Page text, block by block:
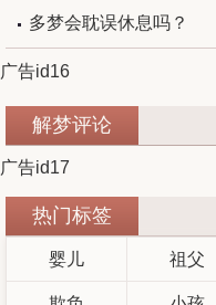
多梦会耽误休息吗？
广告id16
解梦评论
广告id17
热门标签
婴儿 祖父